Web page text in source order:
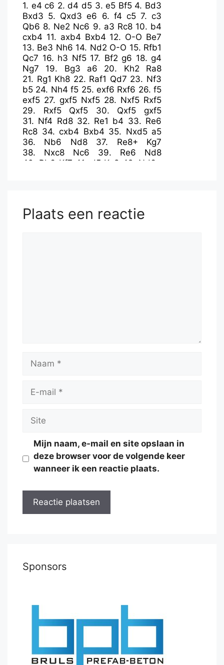
1. e4 c6 2.d4 d5 3.e5 Bf5 4. Bd3
Bxd3 5. Qxd3 e6 6. f4 c5 7. c3
Qb6 8. Ne2 Nc6 9. a3 Rc8 10. b4
cxb4 11. axb4 Bxb4 12. O-O Be7
13. Be3 Nh6 14. Nd2 O-O 15. Rfb1
Qc7 16. h3 Nf5 17. Bf2 g6 18. g4
Ng7
19. Bg3 a6 20. Kh2
Ra8
21. Rg1 Kh8 22. Raf1 Qd7 23. Nf3
b5 24. Nh4 f5 25. exf6 Rxf6 26. f5
exf5 27. gxf5 Nxf5 28. Nxf5 Rxf5
29. Rxf5 Qxf5 30. Qxf5
gxf5
31. Nf4 Rd8 32. Re1 b4 33. Re6
Rc8 34. cxb4 Bxb4 35. Nxd5 a5
36. Nb6 Nd8 37. Re8+
Kg7
38. Nxc8 Nc6 39. Re6
Nd8
40. Rb6 Kf7 41. d5 Ke8 42. Nd6+
Plaats een reactie
Naam
Site
Mijn naam, e-mail en site opslaan in
deze browser voor de volgende keer
wanneer ik een reactie plaats.
Sponsors